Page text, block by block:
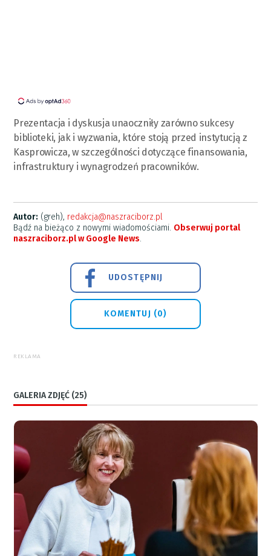
Prezentacja i dyskusja unaoczniły zarówno sukcesy
biblioteki, jak i wyzwania, które stoją przed instytucją z
Kasprowicza, w szczególności dotyczące finansowania,
infrastruktury i wynagrodzeń pracowników.
Autor: (greh), redakcja@naszraciborz.pl
Bądź na bieżąco z nowymi wiadomościami. Obserwuj portal
naszraciborz.pl w Google News.
UDOSTĘPNIJ
KOMENTUJ (0)
REKLAMA
GALERIA ZDJĘĆ (25)